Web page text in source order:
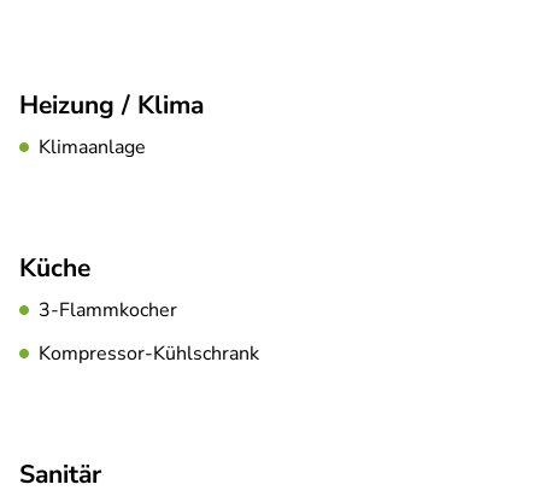
Heizung / Klima
Klimaanlage
Küche
3-Flammkocher
Kompressor-Kühlschrank
Sanitär